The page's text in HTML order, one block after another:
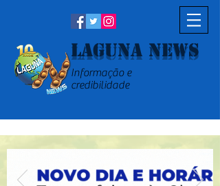
Laguna News
Informação e
credibilidade